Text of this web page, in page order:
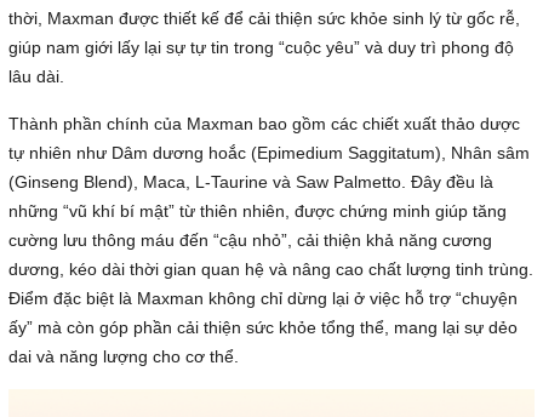
thời, Maxman được thiết kế để cải thiện sức khỏe sinh lý từ gốc rễ,
giúp nam giới lấy lại sự tự tin trong “cuộc yêu” và duy trì phong độ
lâu dài.
Thành phần chính của Maxman bao gồm các chiết xuất thảo dược
tự nhiên như Dâm dương hoắc (Epimedium Saggitatum), Nhân sâm
(Ginseng Blend), Maca, L-Taurine và Saw Palmetto. Đây đều là
những “vũ khí bí mật” từ thiên nhiên, được chứng minh giúp tăng
cường lưu thông máu đến “cậu nhỏ”, cải thiện khả năng cương
dương, kéo dài thời gian quan hệ và nâng cao chất lượng tinh trùng.
Điểm đặc biệt là Maxman không chỉ dừng lại ở việc hỗ trợ “chuyện
ấy” mà còn góp phần cải thiện sức khỏe tổng thể, mang lại sự dẻo
dai và năng lượng cho cơ thể.